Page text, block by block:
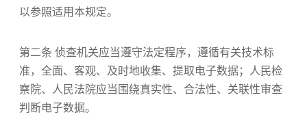
以参照适用本规定。
第二条 侦查机关应当遵守法定程序，遵循有关技术标
准，全面、客观、及时地收集、提取电子数据；人民检
察院、人民法院应当围绕真实性、合法性、关联性审查
判断电子数据。